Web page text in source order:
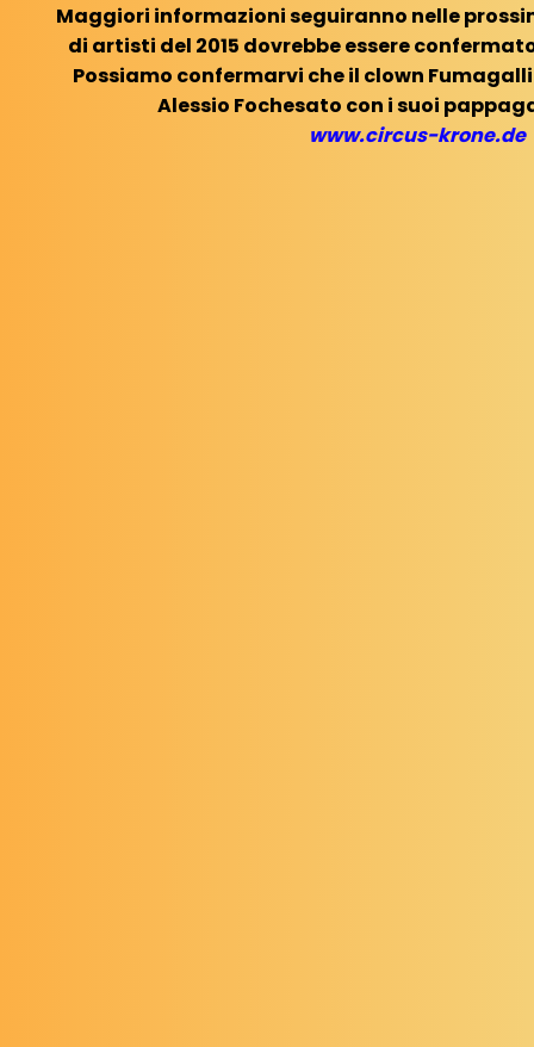
Maggiori informazioni seguiranno nelle
di artisti del 2015 dovrebbe essere
Possiamo confermarvi che il clown
Alessio Fochesato con i suoi
www.circus-krone.de